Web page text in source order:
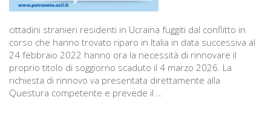
cittadini stranieri residenti in Ucraina fuggiti dal conflitto in
corso che hanno trovato riparo in Italia in data successiva al
24 febbraio 2022 hanno ora la necessità di rinnovare il
proprio titolo di soggiorno scaduto il 4 marzo 2026. La
richiesta di rinnovo va presentata direttamente alla
Questura competente e prevede il …